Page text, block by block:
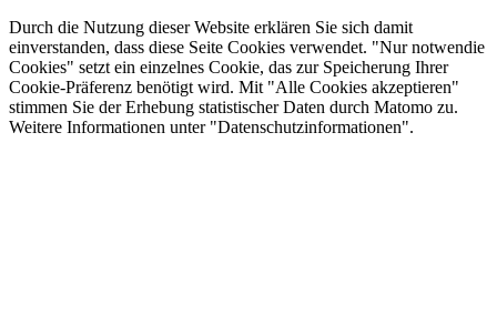
Durch die Nutzung dieser Website erklären Sie sich damit
einverstanden, dass diese Seite Cookies verwendet. "Nur notwendie
Cookies" setzt ein einzelnes Cookie, das zur Speicherung Ihrer
Cookie-Präferenz benötigt wird. Mit "Alle Cookies akzeptieren"
stimmen Sie der Erhebung statistischer Daten durch Matomo zu.
Weitere Informationen unter "Datenschutzinformationen".